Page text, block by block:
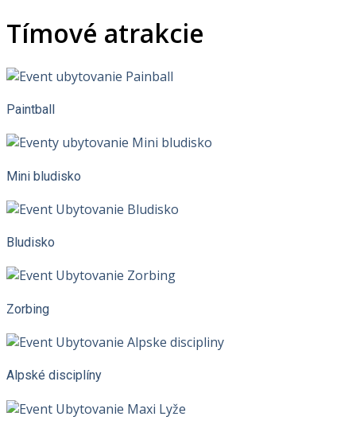
Tímové atrakcie
Paintball
Mini bludisko
Bludisko
Zorbing
Alpské disciplíny